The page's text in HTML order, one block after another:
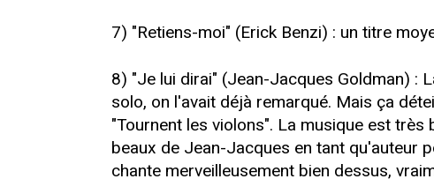
7) "Retiens-moi" (Erick Benzi) : un titre
8) "Je lui dirai" (Jean-Jacques Goldman) :
solo, on l'avait déjà remarqué. Mais ça
"Tournent les violons". La musique est
beaux de Jean-Jacques en tant qu'auteur
chante merveilleusement bien dessus,